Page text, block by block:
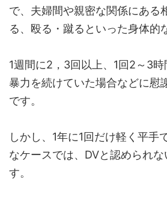
で、夫婦間や親密な関係にある
る、殴る・蹴るといった身体的
1週間に2，3回以上、1回2～3
暴力を続けていた場合などに慰
です。
しかし、1年に1回だけ軽く平手
なケースでは、DVと認められ
す。